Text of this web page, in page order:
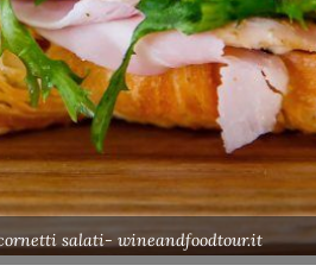
salati- wineandfoodtour.it